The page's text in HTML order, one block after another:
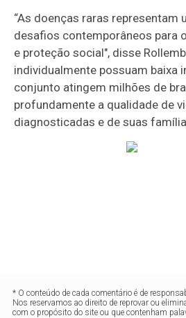
“As doenças raras representam
desafios contemporâneos para
e proteção social", disse
individualmente possuam baixa
conjunto atingem milhões de
profundamente a qualidade de
diagnosticadas e de suas
* O conteúdo de cada comentário é de
Nos reservamos ao direito de reprovar ou
com o propósito do site ou que contenham